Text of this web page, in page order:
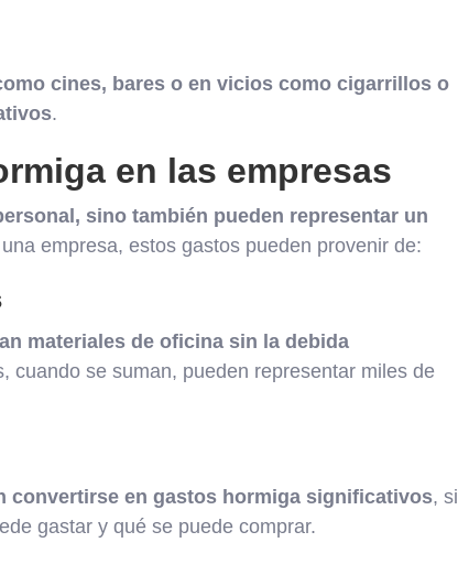
cines, bares o en vicios como cigarrillos o
.
en las empresas
sino también pueden representar un
empresa, estos gastos pueden provenir de:
materiales de oficina sin la debida
cuando se suman, pueden representar miles de
convertirse en gastos hormiga significativos, si
gastar y qué se puede comprar.